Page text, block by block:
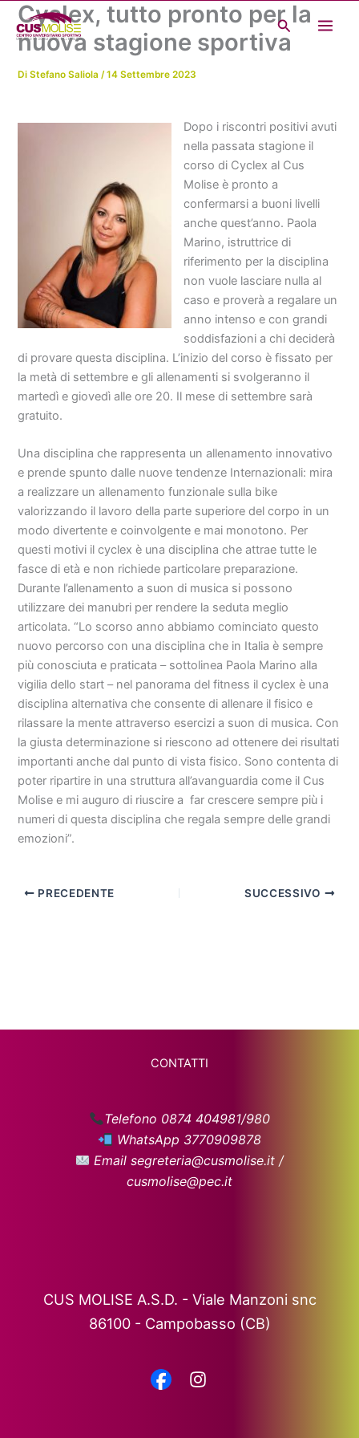
contenuto
Cerca
Cyclex, tutto pronto per la
nuova stagione sportiva
DiStefano Saliola/14 Settembre 2023
Dopo i riscontri positivi avuti
nella passata stagione il
corso di Cyclex al Cus
Molise è pronto a
confermarsi a buoni livelli
anche quest’anno. Paola
Marino, istruttrice di
riferimento per la disciplina
non vuole lasciare nulla al
caso e proverà a regalare un
anno intenso e con grandi
soddisfazioni a chi deciderà
di provare questa disciplina. L’inizio del corso è fissato per
la metà di settembre e gli allenamenti si svolgeranno il
martedì e giovedì alle ore 20. Il mese di settembre sarà
gratuito.
Una disciplina che rappresenta un allenamento innovativo
e prende spunto dalle nuove tendenze Internazionali: mira
a realizzare un allenamento funzionale sulla bike
valorizzando il lavoro della parte superiore del corpo in un
modo divertente e coinvolgente e mai monotono. Per
questi motivi il cyclex è una disciplina che attrae tutte le
fasce di età e non richiede particolare preparazione.
Durante l’allenamento a suon di musica si possono
utilizzare dei manubri per rendere la seduta meglio
articolata. “Lo scorso anno abbiamo cominciato questo
nuovo percorso con una disciplina che in Italia è sempre
più conosciuta e praticata – sottolinea Paola Marino alla
vigilia dello start – nel panorama del fitness il cyclex è una
disciplina alternativa che consente di allenare il fisico e
rilassare la mente attraverso esercizi a suon di musica. Con
la giusta determinazione si riescono ad ottenere dei risultati
importanti anche dal punto di vista fisico. Sono contenta di
poter ripartire in una struttura all’avanguardia come il Cus
Molise e mi auguro di riuscire a far crescere sempre più i
numeri di questa disciplina che regala sempre delle grandi
emozioni”.
PRECEDENTE SUCCESSIVO
CONTATTI
Telefono 0874 404981/980
WhatsApp 3770909878
Email segreteria@cusmolise.it /
cusmolise@pec.it
CUS MOLISE A.S.D. - Viale Manzoni snc
86100 - Campobasso (CB)